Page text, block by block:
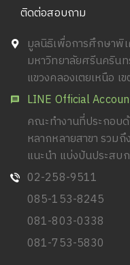
ติดต่อสอบถาม
มูลนิธิเพื่อการศึกษาพิ
มหาวิทยาลัยศรีนคริน
แขวงคลองเตยเหนือ
LINE Official
คณะทำงานที่ประกอบ
หลากหลายสาขา รวม
แนะนำ แบ่งปันประส
02-258-9511
085-153-8245
081-803-0338
081-753-5830